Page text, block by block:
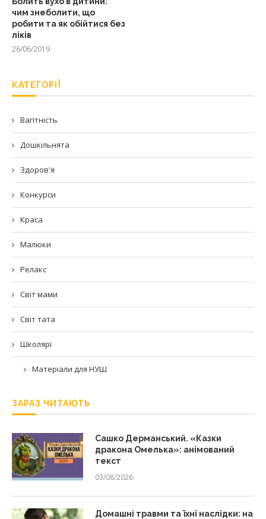
чим знеболити, що
робити та як обійтися без
ліків
26/06/2019
КАТЕГОРІЇ
Вагітність
Дошкільнята
Здоров'я
Конкурси
Краса
Малюки
Релакс
Світ мами
Світ тата
Школярі
Матеріали для НУШ
ЗАРАЗ ЧИТАЮТЬ
Сашко Дерманський. «Казки
дракона Омелька»: анімований
текст
03/08/2026
Домашні травми та їхні наслідки: на